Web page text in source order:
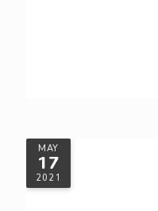
MAY
17
2021